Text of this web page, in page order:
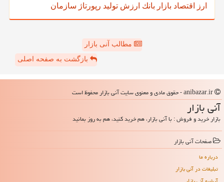
ارز اقتصاد بازار بانك ارزش تولید رپورتاژ سازمان
مطالب آنی بازار
بازگشت به صفحه اصلی
آنی بازار
بازار خرید و فروش : با آنی بازار، هم خرید کنید، هم به روز بمانید
صفحات آنی بازار
درباره ما
تبلیغات در آنی بازار